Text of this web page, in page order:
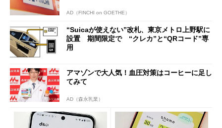
AD（FINCHI on GOETHE）
“Suicaが使えない”改札、東京メトロ上野駅に
設置 期間限定で “クレカ”と“QRコード”専
用
アマゾンで大人気！血圧対策はコーヒーに足し
てみて
AD（森永乳業）